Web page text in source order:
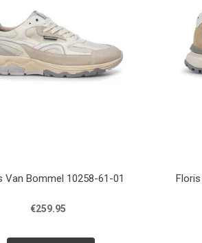
Van Bommel 10258-61-01
€259.95